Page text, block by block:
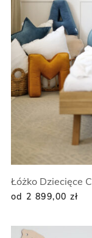
Łóżko Dziecięce
od 2 899,00 zł